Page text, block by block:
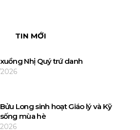
TIN MỚI
Nhị Quý trứ danh
Long sinh hoạt Giáo lý và Kỹ
mùa hè